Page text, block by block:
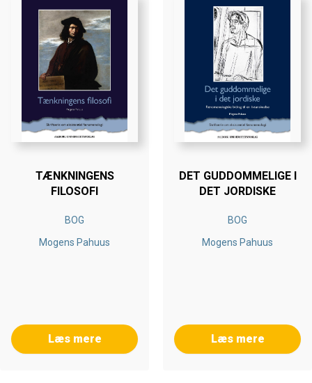
TÆNKNINGENS
FILOSOFI
BOG
Mogens Pahuus
Læs mere
DET GUDDOMMELIGE I
DET JORDISKE
BOG
Mogens Pahuus
Læs mere